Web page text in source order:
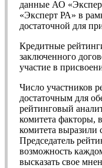
данные АО
«Эксперт РА» в
достаточной для
Кредитные
заключенного
участие в
Число участников
достаточным для
рейтинговый
комитета факторы,
комитета
Председатель
возможность
высказать свое